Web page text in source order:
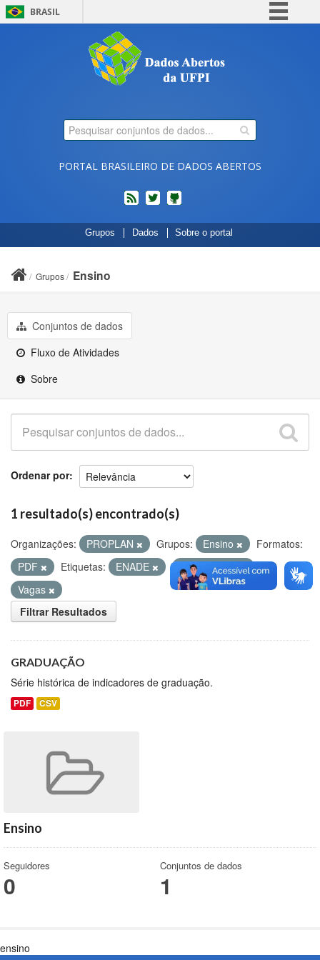
BRASIL
Comunica BR
Participe
Legislação
PORTAL BRASILEIRO DE DADOS ABERTOS
feed twitterCódigos
fonte
de
Grupos Dados Sobre o portal
Grupos Ensino
Conjuntos de dados
Fluxo de Atividades
Sobre
Ordenar por
1 resultado(s) encontrado(s)
Organizações: PROPLAN Grupos: Ensino
Formatos:
PDF
Etiquetas: ENADE
Ingressantes
Vagas
Filtrar Resultados
GRADUAÇÃO
Série histórica de indicadores de graduação.
PDF CSV
Ensino
Seguidores
0
Conjuntos de dados
1
ensino